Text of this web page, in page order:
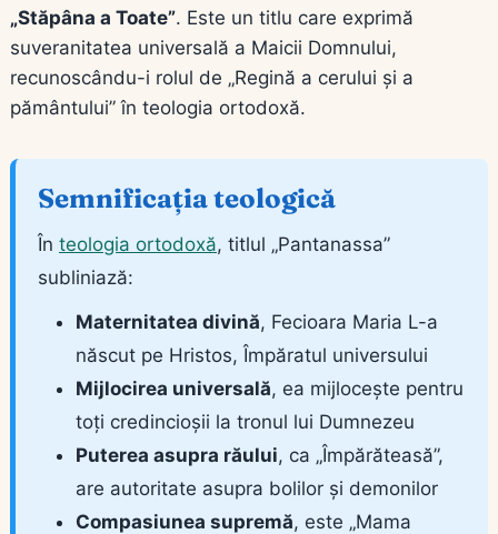
„Stăpâna a Toate”. Este un titlu care exprimă
suveranitatea universală a Maicii Domnului,
recunoscându-i rolul de „Regină a cerului și a
pământului” în teologia ortodoxă.
Semnificația teologică
În teologia ortodoxă, titlul „Pantanassa”
subliniază:
Maternitatea divină, Fecioara Maria L-a
născut pe Hristos, Împăratul universului
Mijlocirea universală, ea mijlocește pentru
toți credincioșii la tronul lui Dumnezeu
Puterea asupra răului, ca „Împărăteasă”,
are autoritate asupra bolilor și demonilor
Compasiunea supremă, este „Mama